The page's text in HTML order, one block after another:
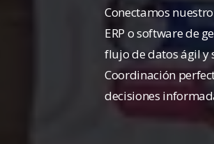
Conectamos
ERP o software de
flujo de datos ágil y
Coordinación
decisiones